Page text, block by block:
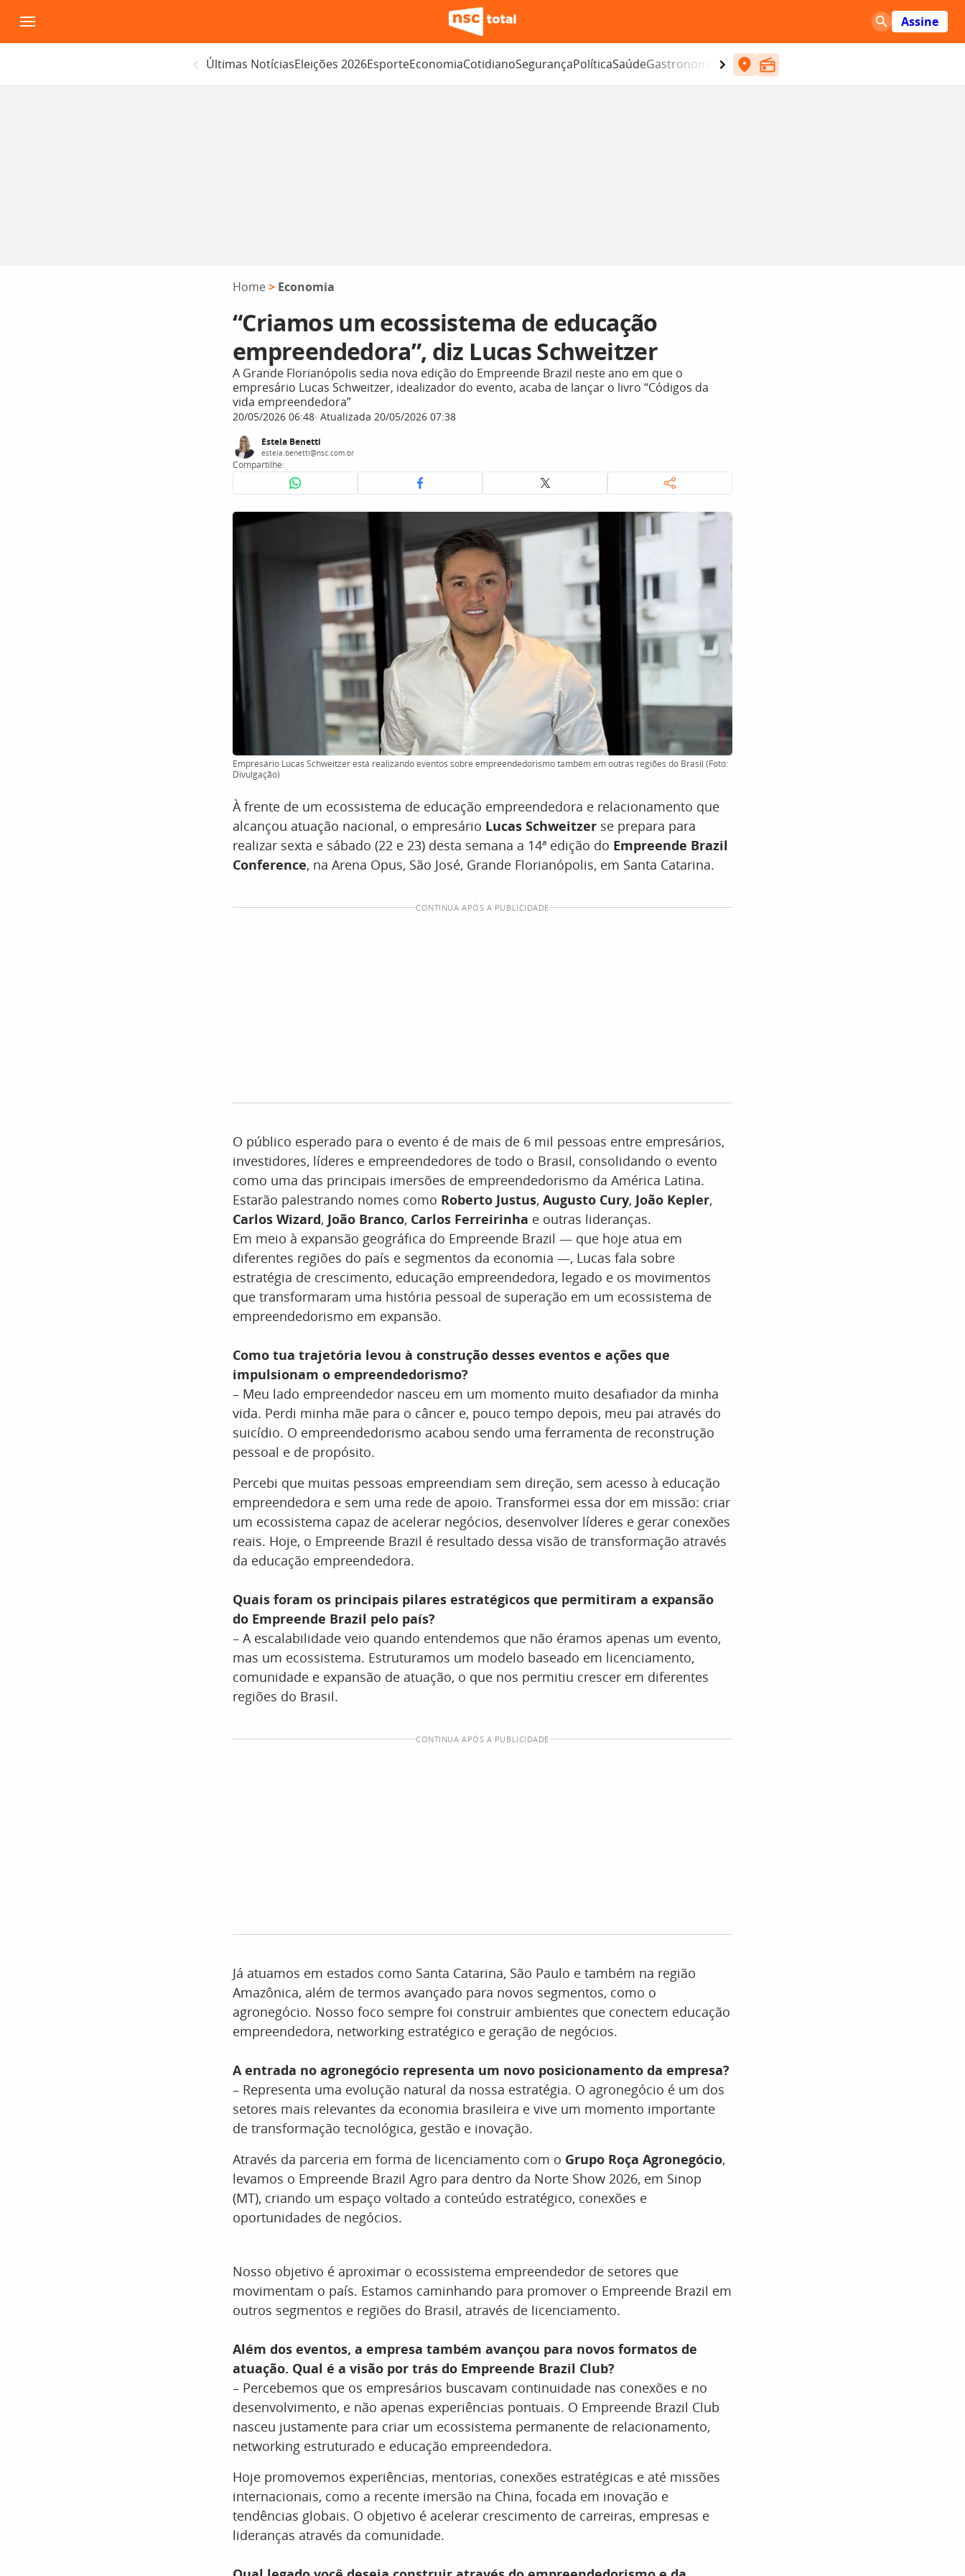
para
o
Assine
Últimas NotíciasEleições 2026EsporteEconomiaCotidianoSegurançaPolíticaSaúdeGastronomia Entretenimento
Home > Economia
“Criamos um ecossistema de educação
empreendedora”, diz Lucas Schweitzer
A Grande Florianópolis sedia nova edição do Empreende Brazil neste ano em que o
empresário Lucas Schweitzer, idealizador do evento, acaba de lançar o livro “Códigos da
vida empreendedora”
20/05/2026 06:48 Atualizada 20/05/2026 07:38
Estela Benetti
estela.benetti@nsc.com.br
Compartilhe:
Empresário Lucas Schweitzer está realizando eventos sobre empreendedorismo também em outras regiões do Brasil (Foto:
Divulgação)
À frente de um ecossistema de educação empreendedora e relacionamento que
alcançou atuação nacional, o empresário Lucas Schweitzer se prepara para
realizar sexta e sábado (22 e 23) desta semana a 14ª edição do Empreende Brazil
Conference, na Arena Opus, São José, Grande Florianópolis, em Santa Catarina.
CONTINUA APÓS A PUBLICIDADE
O público esperado para o evento é de mais de 6 mil pessoas entre empresários,
investidores, líderes e empreendedores de todo o Brasil, consolidando o evento
como uma das principais imersões de empreendedorismo da América Latina.
Estarão palestrando nomes como Roberto Justus, Augusto Cury, João Kepler,
Carlos Wizard, João Branco, Carlos Ferreirinha e outras lideranças.
Em meio à expansão geográfica do Empreende Brazil — que hoje atua em
diferentes regiões do país e segmentos da economia —, Lucas fala sobre
estratégia de crescimento, educação empreendedora, legado e os movimentos
que transformaram uma história pessoal de superação em um ecossistema de
empreendedorismo em expansão.
Como tua trajetória levou à construção desses eventos e ações que
impulsionam o empreendedorismo?
– Meu lado empreendedor nasceu em um momento muito desafiador da minha
vida. Perdi minha mãe para o câncer e, pouco tempo depois, meu pai através do
suicídio. O empreendedorismo acabou sendo uma ferramenta de reconstrução
pessoal e de propósito.
Percebi que muitas pessoas empreendiam sem direção, sem acesso à educação
empreendedora e sem uma rede de apoio. Transformei essa dor em missão: criar
um ecossistema capaz de acelerar negócios, desenvolver líderes e gerar conexões
reais. Hoje, o Empreende Brazil é resultado dessa visão de transformação através
da educação empreendedora.
Quais foram os principais pilares estratégicos que permitiram a expansão
do Empreende Brazil pelo país?
– A escalabilidade veio quando entendemos que não éramos apenas um evento,
mas um ecossistema. Estruturamos um modelo baseado em licenciamento,
comunidade e expansão de atuação, o que nos permitiu crescer em diferentes
regiões do Brasil.
CONTINUA APÓS A PUBLICIDADE
Já atuamos em estados como Santa Catarina, São Paulo e também na região
Amazônica, além de termos avançado para novos segmentos, como o
agronegócio. Nosso foco sempre foi construir ambientes que conectem educação
empreendedora, networking estratégico e geração de negócios.
A entrada no agronegócio representa um novo posicionamento da empresa?
– Representa uma evolução natural da nossa estratégia. O agronegócio é um dos
setores mais relevantes da economia brasileira e vive um momento importante
de transformação tecnológica, gestão e inovação.
Através da parceria em forma de licenciamento com o Grupo Roça Agronegócio,
levamos o Empreende Brazil Agro para dentro da Norte Show 2026, em Sinop
(MT), criando um espaço voltado a conteúdo estratégico, conexões e
oportunidades de negócios.
Nosso objetivo é aproximar o ecossistema empreendedor de setores que
movimentam o país. Estamos caminhando para promover o Empreende Brazil em
outros segmentos e regiões do Brasil, através de licenciamento.
Além dos eventos, a empresa também avançou para novos formatos de
atuação. Qual é a visão por trás do Empreende Brazil Club?
– Percebemos que os empresários buscavam continuidade nas conexões e no
desenvolvimento, e não apenas experiências pontuais. O Empreende Brazil Club
nasceu justamente para criar um ecossistema permanente de relacionamento,
networking estruturado e educação empreendedora.
Hoje promovemos experiências, mentorias, conexões estratégicas e até missões
internacionais, como a recente imersão na China, focada em inovação e
tendências globais. O objetivo é acelerar crescimento de carreiras, empresas e
lideranças através da comunidade.